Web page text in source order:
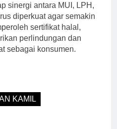
sinergi antara MUI, LPH,
diperkuat agar semakin
sertifikat halal,
perlindungan dan
sebagai konsumen.
KAMIL